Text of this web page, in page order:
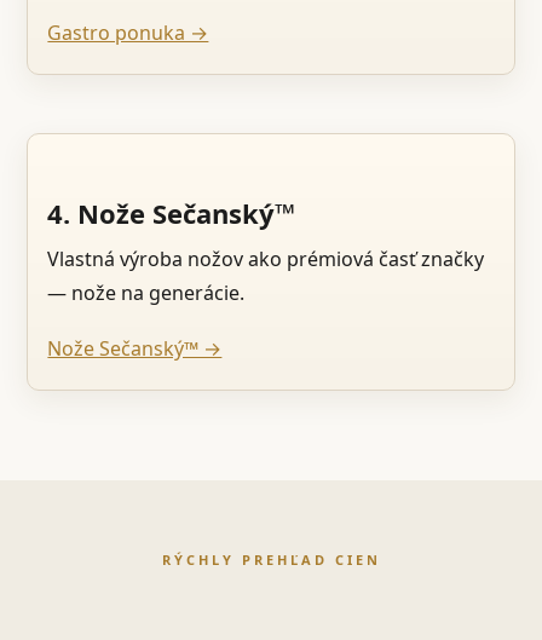
Gastro ponuka →
4. Nože Sečanský™
Vlastná výroba nožov ako prémiová časť značky
— nože na generácie.
Nože Sečanský™ →
RÝCHLY PREHĽAD CIEN